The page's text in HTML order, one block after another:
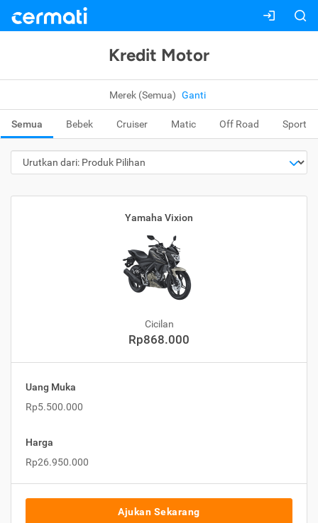
Kredit Motor
Merek (Semua) Ganti
Semua Bebek Cruiser Matic Off Road Sport
Yamaha Vixion
Cicilan
Rp868.000
Uang Muka
Rp5.500.000
Harga
Rp26.950.000
Ajukan Sekarang